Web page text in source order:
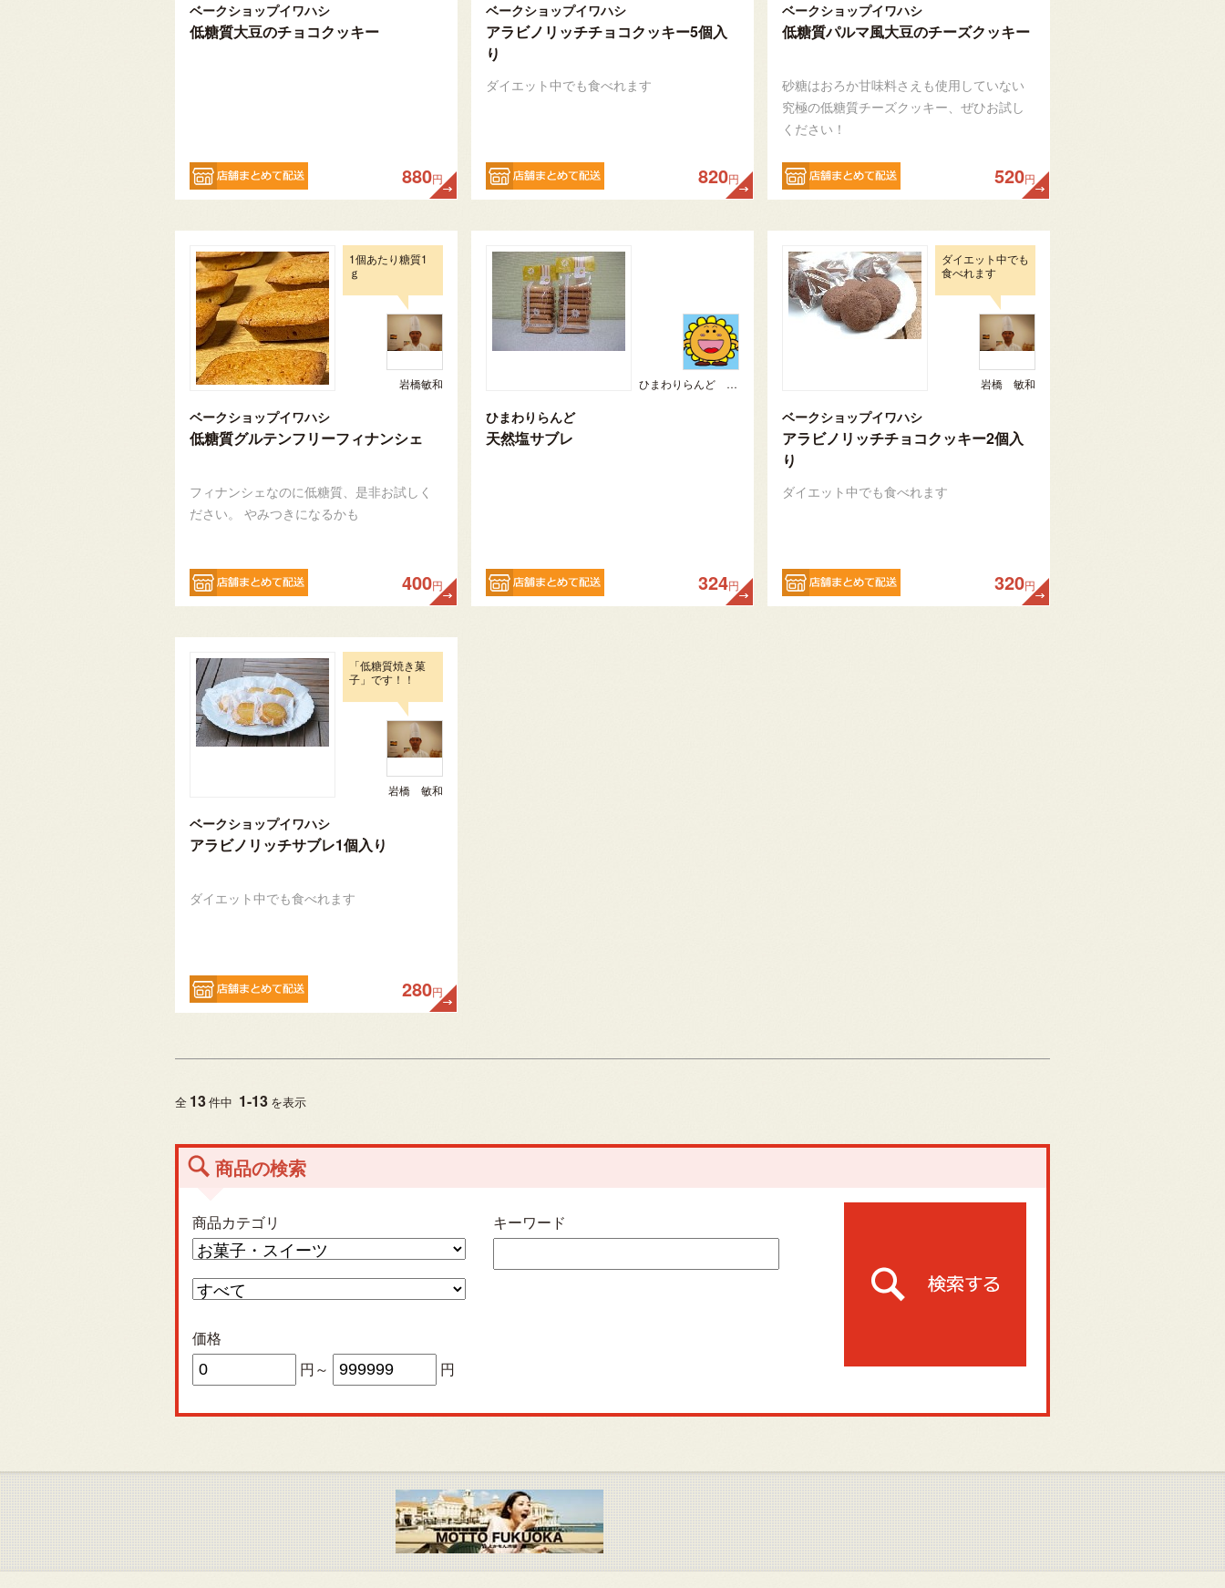
ベークショップイワハシ
低糖質大豆のチョコクッキー
880円
ベークショップイワハシ
アラビノリッチチョコクッキー5個入
り
ダイエット中でも食べれます
820円
ベークショップイワハシ
低糖質パルマ風大豆のチーズクッキー
砂糖はおろか甘味料さえも使用していない
究極の低糖質チーズクッキー、ぜひお試し
ください！
520円
1個あたり糖質1
ｇ
岩橋敏和
ベークショップイワハシ
低糖質グルテンフリーフィナンシェ
フィナンシェなのに低糖質、是非お試しく
ださい。 やみつきになるかも
400円
ひまわりらんど おやま
ひまわりらんど
天然塩サブレ
324円
ダイエット中でも
食べれます
岩橋 敏和
ベークショップイワハシ
アラビノリッチチョコクッキー2個入
り
ダイエット中でも食べれます
320円
「低糖質焼き菓
子」です！！
岩橋 敏和
ベークショップイワハシ
アラビノリッチサブレ1個入り
ダイエット中でも食べれます
280円
全 13件中 1-13 を表示
商品の検索
商品カテゴリ キーワード
価格
円～
円